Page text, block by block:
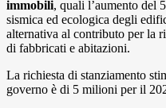
immobili, quali l’aumento del
sismica ed ecologica degli
alternativa al contributo per la
di fabbricati e abitazioni.
La richiesta di stanziamento
governo è di 5 milioni per il